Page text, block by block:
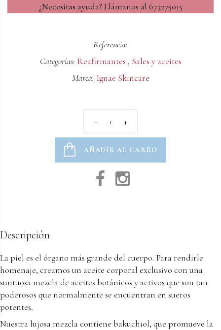
¿Necesitas ayuda? Llámanos al 673275015
Referencia:
Categorías: Reafirmantes , Sales y aceites
Marca: Ignae Skincare
AÑADIR AL CARRO
Descripción
La piel es el órgano más grande del cuerpo. Para rendirle
homenaje, creamos un aceite corporal exclusivo con una
suntuosa mezcla de aceites botánicos y activos que son tan
poderosos que normalmente se encuentran en sueros
potentes.
Nuestra lujosa mezcla contiene bakuchiol, que promueve la